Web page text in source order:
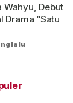
lalu
Wahyu, Debut
Drama “Satu